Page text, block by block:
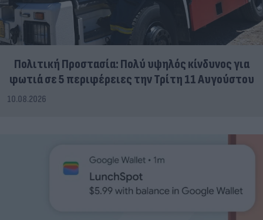
Πολιτική Προστασία: Πολύ υψηλός κίνδυνος για
φωτιά σε 5 περιφέρειες την Τρίτη 11 Αυγούστου
10.08.2026